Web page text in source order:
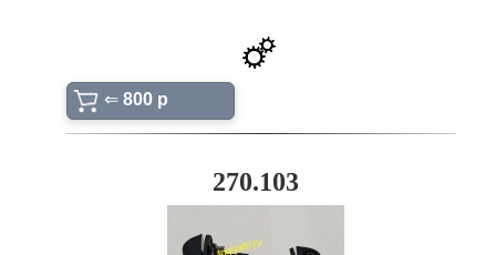
⇐ 800 p
270.103